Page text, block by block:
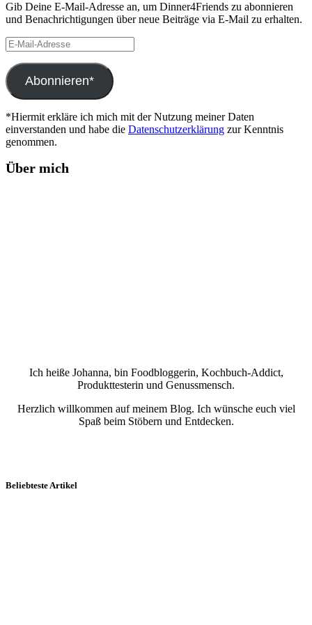
Gib Deine E-Mail-Adresse an, um Dinner4Friends zu abonnieren
und Benachrichtigungen über neue Beiträge via E-Mail zu erhalten.
E-
Mail-
Adresse
Abonnieren*
*Hiermit erkläre ich mich mit der Nutzung meiner Daten
einverstanden und habe die Datenschutzerklärung zur Kenntnis
genommen.
Über mich
Ich heiße Johanna, bin Foodbloggerin, Kochbuch-Addict,
Produkttesterin und Genussmensch.
Herzlich willkommen auf meinem Blog. Ich wünsche euch viel
Spaß beim Stöbern und Entdecken.
Beliebteste Artikel